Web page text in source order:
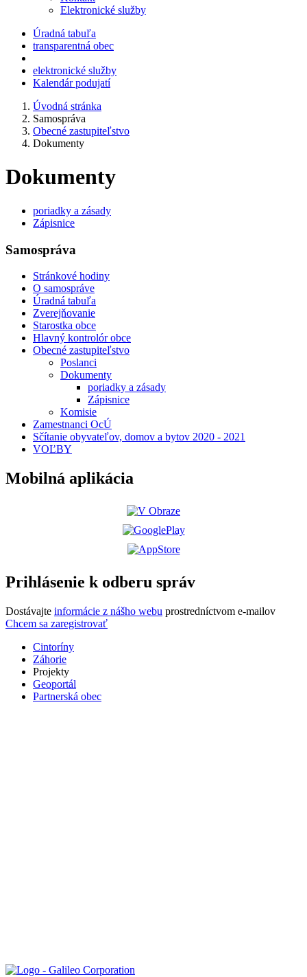
Elektronické služby
Úradná tabuľa
transparentná obec
elektronické služby
Kalendár podujatí
Úvodná stránka
Samospráva
Obecné zastupiteľstvo
Dokumenty
Dokumenty
poriadky a zásady
Zápisnice
Samospráva
Stránkové hodiny
O samospráve
Úradná tabuľa
Zverejňovanie
Starostka obce
Hlavný kontrolór obce
Obecné zastupiteľstvo
Poslanci
Dokumenty
poriadky a zásady
Zápisnice
Komisie
Zamestnanci OcÚ
Sčítanie obyvateľov, domov a bytov 2020 - 2021
VOĽBY
Mobilná aplikácia
Prihlásenie k odberu správ
Dostávajte informácie z nášho webu prostredníctvom e-mailov
Chcem sa zaregistrovať
Cintoríny
Záhorie
Projekty
Geoportál
Partnerská obec